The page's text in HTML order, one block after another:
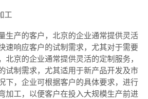
工
生产的客户，北京的企业通常提供灵活
速响应客户的试制需求，尤其对于需要
北京的企业通常提供灵活的定制服务，
试制需求，尤其适用于新产品开发及市
下，企业可根据客户的具体要求，进行
加工，以便客户在投入大规模生产前进